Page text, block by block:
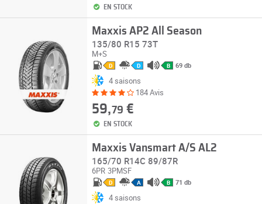
EN STOCK
Maxxis AP2 All Season
135/80 R15 73T
M+S
D D B 69 db
4 saisons
184 Avis
59,79 €
EN STOCK
Maxxis Vansmart A/S AL2
165/70 R14C 89/87R
6PR 3PMSF
D A B 71 db
4 saisons